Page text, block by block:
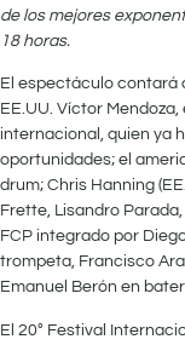
de los mejores
18 horas.
El espectáculo contará
EE.UU. Víctor
internacional, quien ya
oportunidades; el
drum; Chris Hanning
Frette, Lisandro
FCP integrado por
trompeta, Francisco
Emanuel Berón en
El 20° Festival